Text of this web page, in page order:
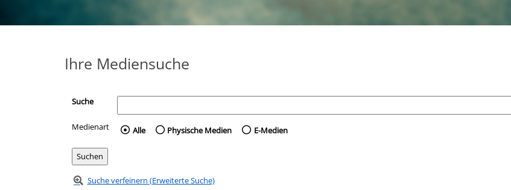
Ihre Mediensuche
Suche
Medienart Wählen Sie die Medienart nach der Sie suchen wollen.
Alle Physische Medien E-Medien
Suche verfeinern (Erweiterte Suche)